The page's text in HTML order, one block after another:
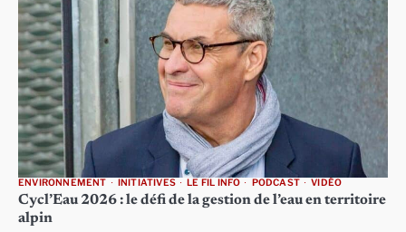
ENVIRONNEMENT INITIATIVES LE FIL INFO PODCAST VIDÉO
Cycl’Eau 2026 : le défi de la gestion de l’eau en territoire
alpin